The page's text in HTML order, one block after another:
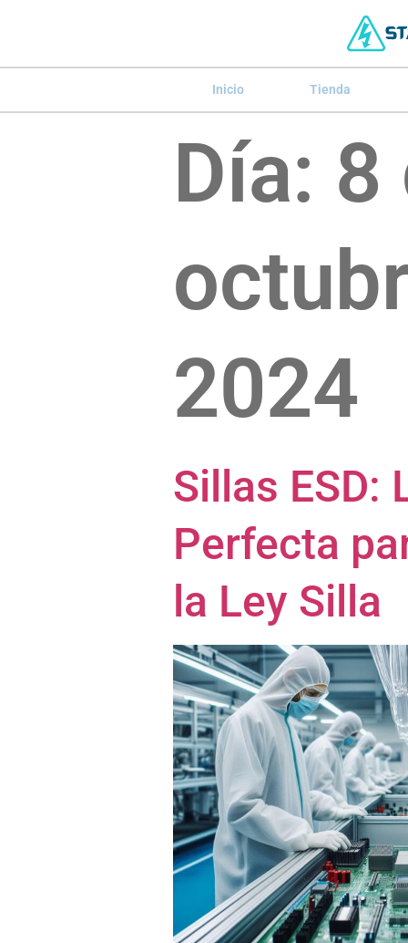
Inicio Tienda
Día: 8
2024
Sillas ESD:
Perfecta
la Ley Silla